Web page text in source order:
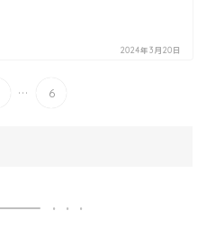
2024年3月20日
... 6